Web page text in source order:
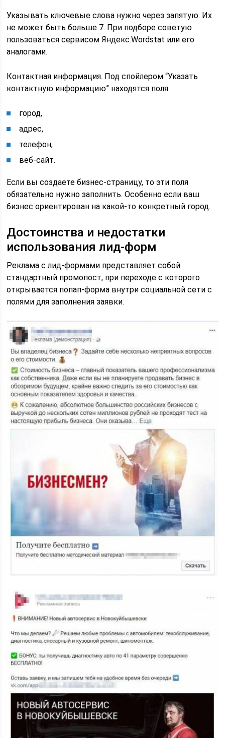
Указывать ключевые слова нужно через запятую. Их
не может быть больше 7. При подборе советую
пользоваться сервисом Яндекс.Wordstat или его
аналогами.
Контактная информация. Под спойлером “Указать
контактную информацию” находятся поля:
город,
адрес,
телефон,
веб-сайт.
Если вы создаете бизнес-страницу, то эти поля
обязательно нужно заполнить. Особенно если ваш
бизнес ориентирован на какой-то конкретный город.
Достоинства и недостатки
использования лид-форм
Реклама с лид-формами представляет собой
стандартный промопост, при переходе с которого
открывается попап-форма внутри социальной сети с
полями для заполнения заявки.